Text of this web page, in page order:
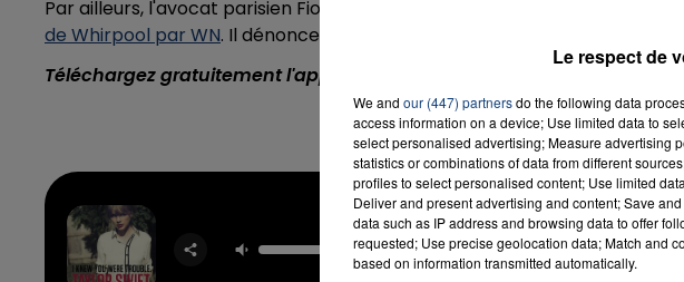
Par ailleurs, l'avocat parisien Fiodor Rilov souhaite engager
des
de Whirpool par WN. Il dénonce une manipulation couverte par
Téléchargez gratuitement l'application Contact FM sur
I Knew You Were
Trouble
TAYLOR SWIFT
RADIO
Le respect de
We and our (447) partnersdo the following data
access information on a device; Use limited data to
select personalised advertising; Measure advertising
statistics or combinations of data from different
profiles to select personalised content; Use limited
Deliver and present advertising and content; Save
data such as IP address and browsing data to offer
requested; Use precise geolocation data; Match and
based on information transmitted automatically.